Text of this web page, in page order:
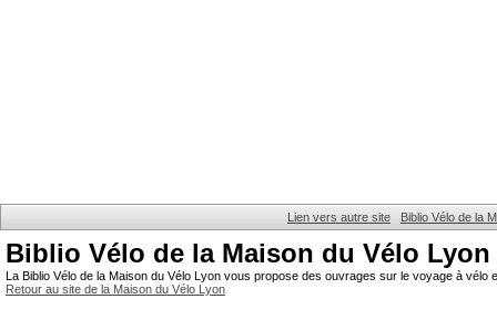
Lien vers autre site Biblio Vélo de la
Biblio Vélo de la Maison du Vélo Lyon
La Biblio Vélo de la Maison du Vélo Lyon vous propose des ouvrages sur le voyage à
Retour au site de la Maison du Vélo Lyon